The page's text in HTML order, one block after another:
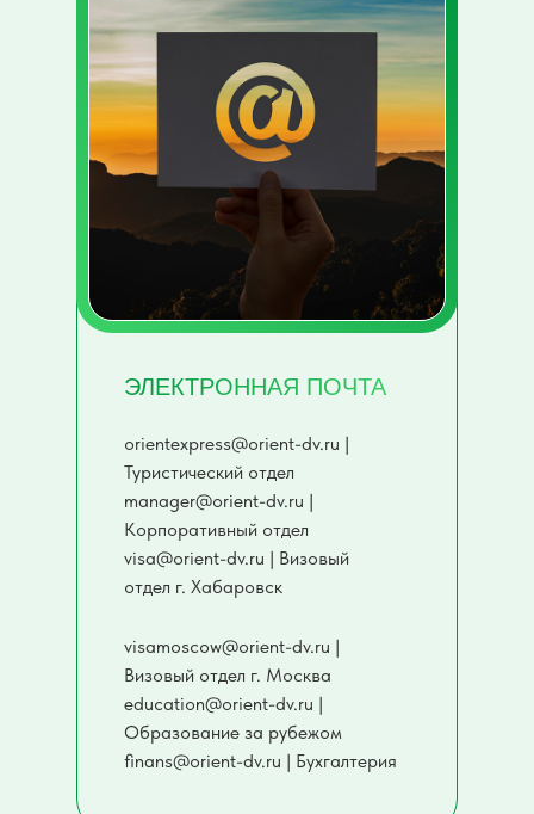
orientexpress@orient-dv.ru |
Туристический отдел
manager@orient-dv.ru |
Корпоративный отдел
visa@orient-dv.ru | Визовый
отдел г. Хабаровск
ЭЛЕКТРОННАЯ ПОЧТА
visamoscow@orient-dv.ru |
Визовый отдел г. Москва
education@orient-dv.ru |
Образование за рубежом
finans@orient-dv.ru | Бухгалтерия